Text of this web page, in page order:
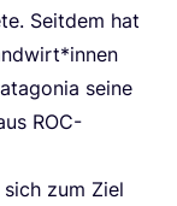
Seit­dem hat
sei­ne
ROC-
sich zum Ziel